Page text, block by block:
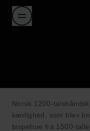
Norsk 1200-
kærlighed, som blev
bispehue fra 1500-